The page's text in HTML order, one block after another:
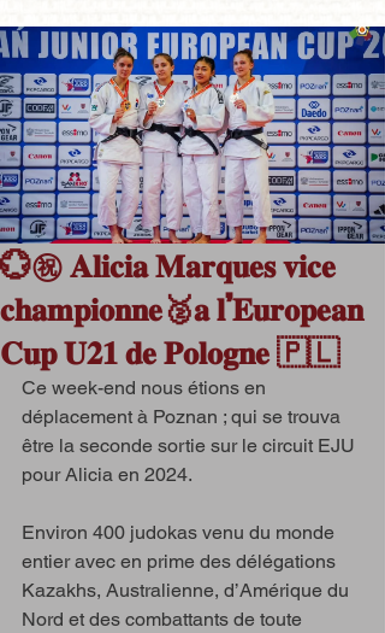
💮㊗️ 𝐀𝐥𝐢𝐜𝐢𝐚 𝐌𝐚𝐫𝐪𝐮𝐞𝐬 𝐯𝐢𝐜𝐞
𝐜𝐡𝐚𝐦𝐩𝐢𝐨𝐧𝐧𝐞🥈𝐚 𝐥’𝐄𝐮𝐫𝐨𝐩𝐞𝐚𝐧
𝐂𝐮𝐩 𝐔𝟐𝟏 𝐝𝐞 𝐏𝐨𝐥𝐨𝐠𝐧𝐞 🇵🇱
Ce week-end nous étions en
déplacement à Poznan ; qui se trouva
être la seconde sortie sur le circuit EJU
pour Alicia en 2024.
Environ 400 judokas venu du monde
entier avec en prime des délégations
Kazakhs, Australienne, d’Amérique du
Nord et des combattants de toute